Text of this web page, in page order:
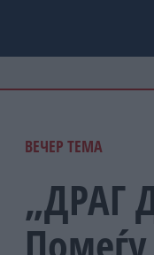
ВЕЧЕР ТЕМА
„ДРАГ